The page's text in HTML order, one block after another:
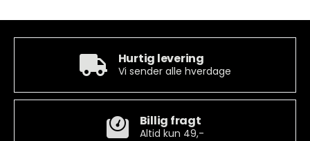
Hurtig levering
Vi sender alle hverdage
Billig fragt
Altid kun 49,-